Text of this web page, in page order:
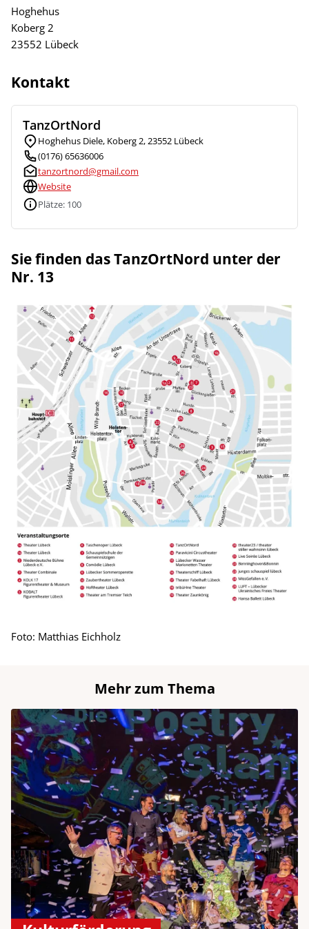
Hoghehus
Koberg 2
23552 Lübeck
Kontakt
TanzOrtNord
Hoghehus Diele, Koberg 2, 23552 Lübeck
(0176) 65636006
tanzortnord@gmail.com
Website
Plätze: 100
Sie finden das TanzOrtNord unter der
Nr. 13
Foto: Matthias Eichholz
Mehr zum Thema